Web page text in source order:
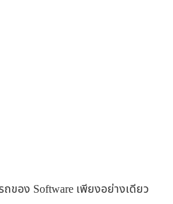
ของ Software เพียงอย่างเดียว